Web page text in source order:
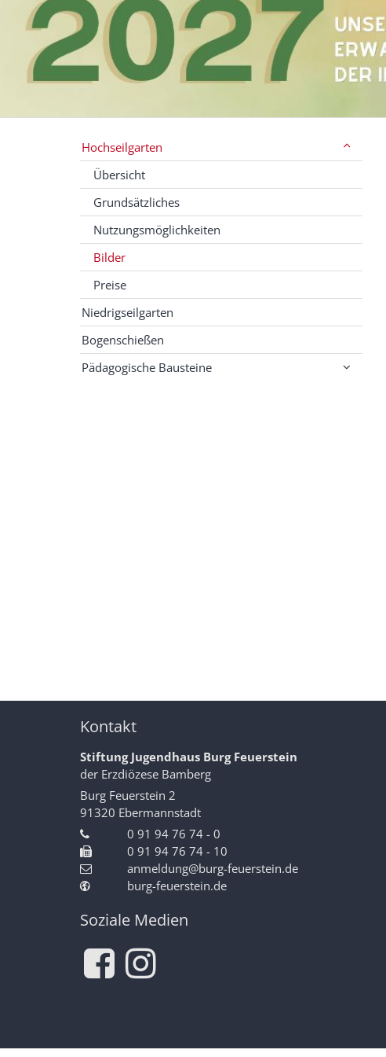
Hochseilgarten
Übersicht
Grundsätzliches
Nutzungsmöglichkeiten
Bilder
Preise
Niedrigseilgarten
Bogenschießen
Pädagogische Bausteine
Kontakt
Stiftung Jugendhaus Burg Feuerstein
der Erzdiözese Bamberg
Burg Feuerstein 2
91320 Ebermannstadt
0 91 94 76 74 - 0
0 91 94 76 74 - 10
anmeldung@burg-feuerstein.de
burg-feuerstein.de
Soziale Medien